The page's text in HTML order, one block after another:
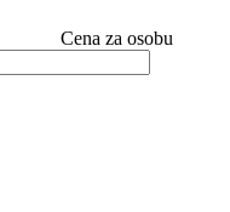
Cena za osobu